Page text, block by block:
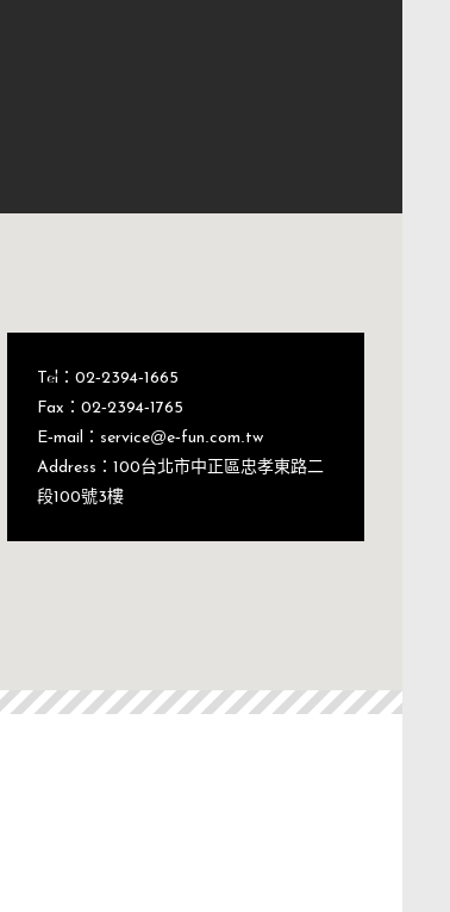
Tel：02-2394-1665
Fax：02-2394-1765
E-mail：service@e-fun.com.tw
Address：100台北市中正區忠孝東路二
段100號3樓